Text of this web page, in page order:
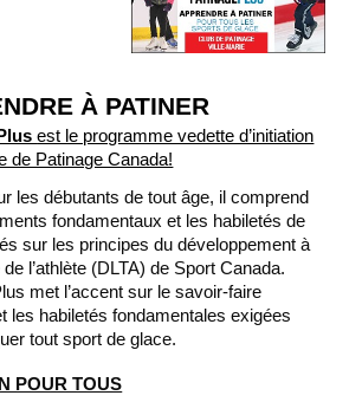
À PATINER
est le programme vedette d’initiation
de Patinage Canada!
les débutants de tout âge, il comprend
fondamentaux et les habiletés de
sur les principes du développement à
de l’athlète (DLTA) de Sport Canada.
met l’accent sur le savoir-faire
les habiletés fondamentales exigées
tout sport de glace.
POUR TOUS